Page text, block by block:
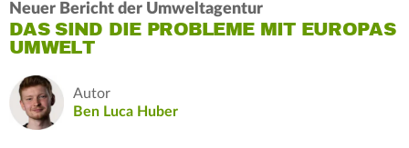
Neuer Bericht der Umweltagentur
DAS SIND DIE PROBLEME MIT EUROPAS
UMWELT
Autor
Ben Luca Huber